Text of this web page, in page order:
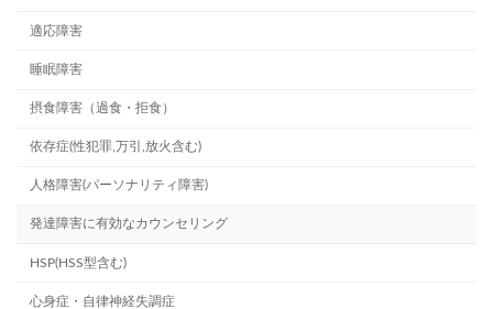
適応障害
睡眠障害
摂食障害（過食・拒食）
依存症(性犯罪,万引,放火含む)
人格障害(パーソナリティ障害)
発達障害に有効なカウンセリング
HSP(HSS型含む)
心身症・自律神経失調症